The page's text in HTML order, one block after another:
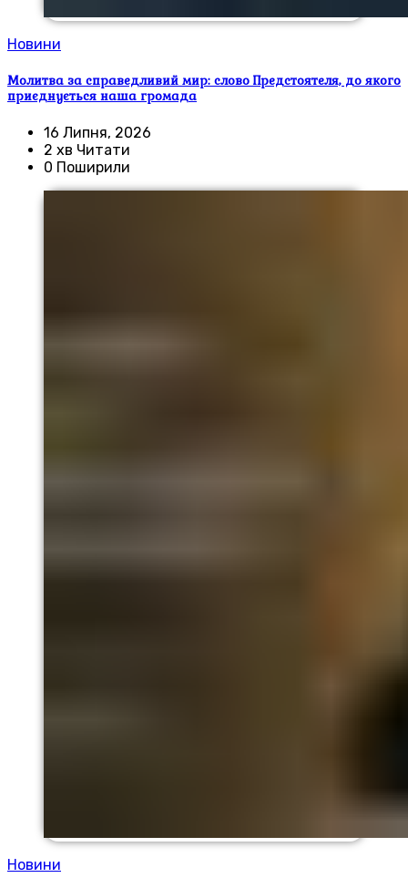
Новини
Молитва за справедливий мир: слово Предстоятеля, до якого
приєднується наша громада
16 Липня, 2026
2 хв Читати
0 Поширили
Новини